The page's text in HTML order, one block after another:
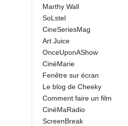
Marthy Wall
SoLstel
CineSeriesMag
Art Juice
OnceUponAShow
CinéMarie
Fenêtre sur écran
Le blog de Cheeky
Comment faire un film
CinéMaRadio
ScreenBreak